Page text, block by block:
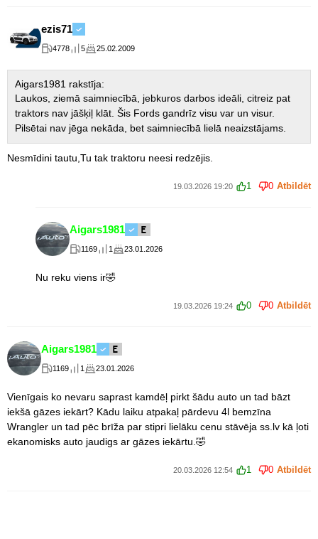
ezis71
4778 5 25.02.2009
Aigars1981 rakstīja:
Laukos, ziemā saimniecībā, jebkuros darbos ideāli, citreiz pat
traktors nav jāšķiļ klāt. Šis Fords gandrīz visu var un visur.
Pilsētai nav jēga nekāda, bet saimniecībā lielā neaizstājams.
Nesmīdini tautu,Tu tak traktoru neesi redzējis.
19.03.2026 19:20 1 0 Atbildēt
Aigars1981
1169 1 23.01.2026
Nu reku viens ir🤣
19.03.2026 19:24 0 0 Atbildēt
Aigars1981
1169 1 23.01.2026
Vienīgais ko nevaru saprast kamdēļ pirkt šādu auto un tad bāzt
iekšā gāzes iekārt? Kādu laiku atpakaļ pārdevu 4l bemzīna
Wrangler un tad pēc brīža par stipri lielāku cenu stāvēja ss.lv kā ļoti
ekanomisks auto jaudigs ar gāzes iekārtu.🤣
20.03.2026 12:54 1 0 Atbildēt